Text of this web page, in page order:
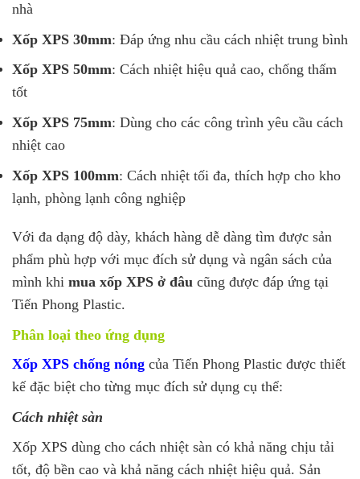
nhà
Xốp XPS 30mm: Đáp ứng nhu cầu cách nhiệt trung bình
Xốp XPS 50mm: Cách nhiệt hiệu quả cao, chống thấm
tốt
Xốp XPS 75mm: Dùng cho các công trình yêu cầu cách
nhiệt cao
Xốp XPS 100mm: Cách nhiệt tối đa, thích hợp cho kho
lạnh, phòng lạnh công nghiệp
Với đa dạng độ dày, khách hàng dễ dàng tìm được sản
phẩm phù hợp với mục đích sử dụng và ngân sách của
mình khi mua xốp XPS ở đâu cũng được đáp ứng tại
Tiến Phong Plastic.
Phân loại theo ứng dụng
Xốp XPS chống nóng của Tiến Phong Plastic được thiết
kế đặc biệt cho từng mục đích sử dụng cụ thể:
Cách nhiệt sàn
Xốp XPS dùng cho cách nhiệt sàn có khả năng chịu tải
tốt, độ bền cao và khả năng cách nhiệt hiệu quả. Sản